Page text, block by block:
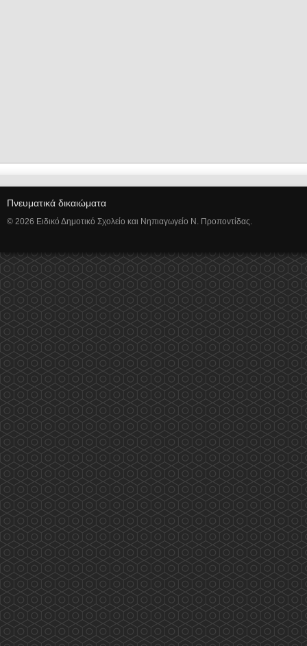
Πνευματικά δικαιώματα
© 2026 Ειδικό Δημοτικό Σχολείο και Νηπιαγωγείο Ν. Προποντίδας.